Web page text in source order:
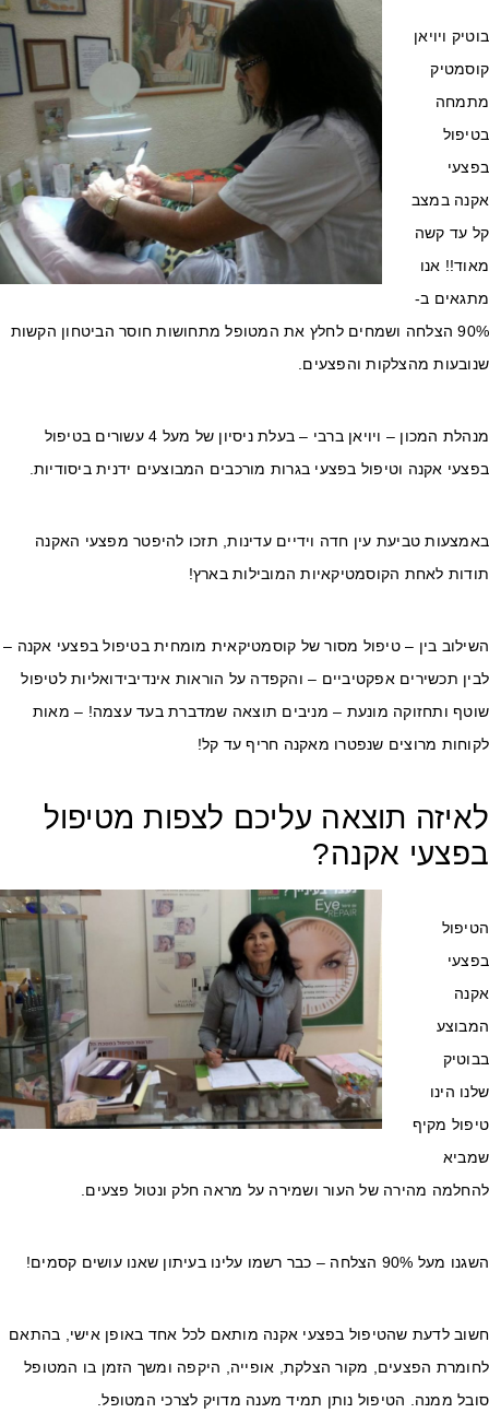
ויויאן
במצב
עד קשה
אנו
ב-
90% הצלחה ושמחים לחלץ את המטופל מתחושות חוסר הביטחון הקשות
מהצלקות והפצעים.
מנהלת המכון – ויויאן ברבי – בעלת ניסיון של מעל 4 עשורים בטיפול
אקנה וטיפול בפצעי בגרות מורכבים המבוצעים ידנית ביסודיות.
טביעת עין חדה וידיים עדינות, תזכו להיפטר מפצעי האקנה
לאחת הקוסמטיקאיות המובילות בארץ!
בין – טיפול מסור של קוסמטיקאית מומחית בטיפול בפצעי אקנה –
תכשירים אפקטיביים – והקפדה על הוראות אינדיבידואליות לטיפול
ותחזוקה מונעת – מניבים תוצאה שמדברת בעד עצמה! – מאות
מרוצים שנפטרו מאקנה חריף עד קל!
תוצאה עליכם לצפות מטיפול
אקנה?
הינו
מקיף
מהירה של העור ושמירה על מראה חלק ונטול פצעים.
90% הצלחה – כבר רשמו עלינו בעיתון שאנו עושים קסמים!
לדעת שהטיפול בפצעי אקנה מותאם לכל אחד באופן אישי, בהתאם
הפצעים, מקור הצלקת, אופייה, היקפה ומשך הזמן בו המטופל
ממנה. הטיפול נותן תמיד מענה מדויק לצרכי המטופל.